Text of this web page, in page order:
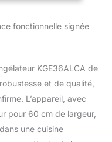
petites
de la
automatique de
de la formation
du
fonctionnelle signée
KGE36ALCA de
et de qualité,
L’appareil, avec
pour 60 cm de largeur,
une cuisine